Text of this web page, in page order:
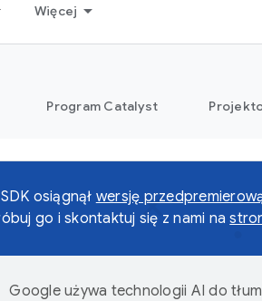
Więcej
Program Catalyst
osiągnął wersję
go i skontaktuj się z nami na
Google używa technologii AI do